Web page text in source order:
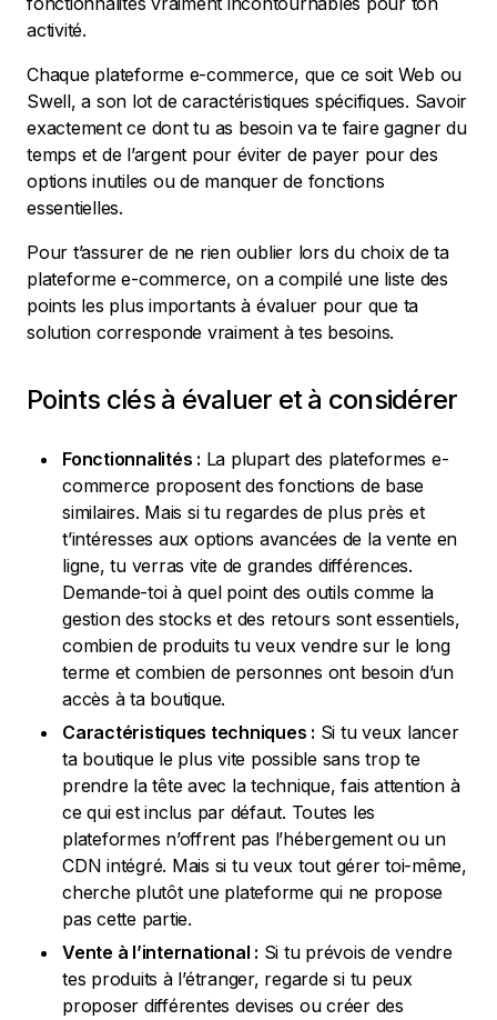
activité.
Chaque plateforme e-commerce, que ce soit Web ou
Swell, a son lot de caractéristiques spécifiques. Savoir
exactement ce dont tu as besoin va te faire gagner du
temps et de l’argent pour éviter de payer pour des
options inutiles ou de manquer de fonctions
essentielles.
Pour t’assurer de ne rien oublier lors du choix de ta
plateforme e-commerce, on a compilé une liste des
points les plus importants à évaluer pour que ta
solution corresponde vraiment à tes besoins.
Points clés à évaluer et à considérer
Fonctionnalités : La plupart des plateformes e-
commerce proposent des fonctions de base
similaires. Mais si tu regardes de plus près et
t’intéresses aux options avancées de la vente en
ligne, tu verras vite de grandes différences.
Demande-toi à quel point des outils comme la
gestion des stocks et des retours sont essentiels,
combien de produits tu veux vendre sur le long
terme et combien de personnes ont besoin d’un
accès à ta boutique.
Caractéristiques techniques : Si tu veux lancer
ta boutique le plus vite possible sans trop te
prendre la tête avec la technique, fais attention à
ce qui est inclus par défaut. Toutes les
plateformes n’offrent pas l’hébergement ou un
CDN intégré. Mais si tu veux tout gérer toi-même,
cherche plutôt une plateforme qui ne propose
pas cette partie.
Vente à l’international : Si tu prévois de vendre
tes produits à l’étranger, regarde si tu peux
proposer différentes devises ou créer des